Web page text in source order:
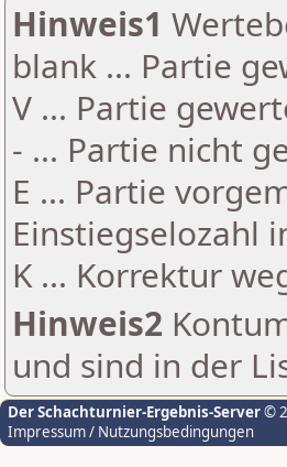
Hinweis1
blank ... Partie
V ... Partie
- ... Partie nicht
E ... Partie
Einstiegselozahl
K ... Korrektur
Hinweis2
und sind in der
Der Schachturnier-Ergebnis-Server©
Impressum / Nutzungsbedingungen